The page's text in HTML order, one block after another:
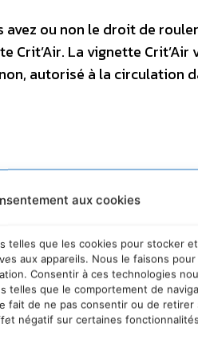
aux cookies
telles que les cookies pour stocker
aux appareils. Nous le faisons pour
Consentir à ces technologies
telles que le comportement de
fait de ne pas consentir ou de retirer
négatif sur certaines
ou non le droit de
Crit’Air. La vignette Crit’Air
autorisé à la circulation
le 1
datant d’avant 2006)
du lundi au vendredi de 8h
Crit’Air 3 (voitures
véhicules non autorisés à